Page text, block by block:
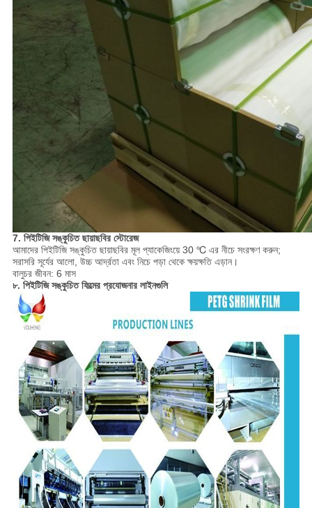
7. পিইটিজি সঙ্কুচিত ছায়াছবির স্টোরেজ
আমাদের পিইটিজি সঙ্কুচিত ছায়াছবির মূল প্যাকেজিংয়ে 30 ℃ এর নীচে সংরক্ষণ করুন;
সরাসরি সূর্যের আলো, উচ্চ আর্দ্রতা এবং নিচে পড়া থেকে ক্ষয়ক্ষতি এড়ান।
বালুচর জীবন: 6 মাস
৮. পিইটিজি সঙ্কুচিত ফিল্মের প্রযোজনার লাইনগুলি